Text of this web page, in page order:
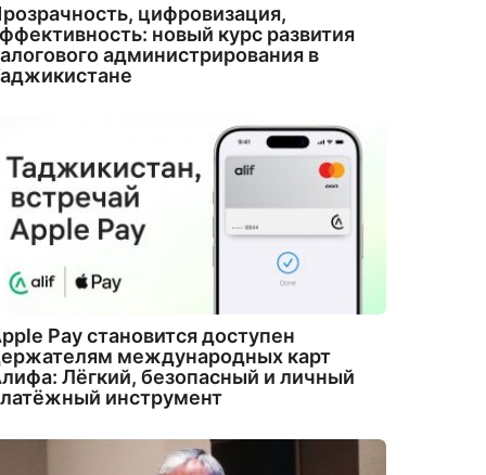
цифровизация,
новый курс развития
администрирования в
Pay становится доступен
международных карт
Лёгкий, безопасный и личный
инструмент